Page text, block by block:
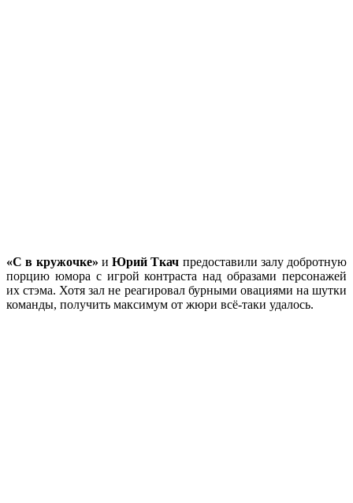
«С в кружочке» и Юрий Ткач предоставили залу добротную
порцию юмора с игрой контраста над образами персонажей
их стэма. Хотя зал не реагировал бурными овациями на шутки
команды, получить максимум от жюри всё-таки удалось.